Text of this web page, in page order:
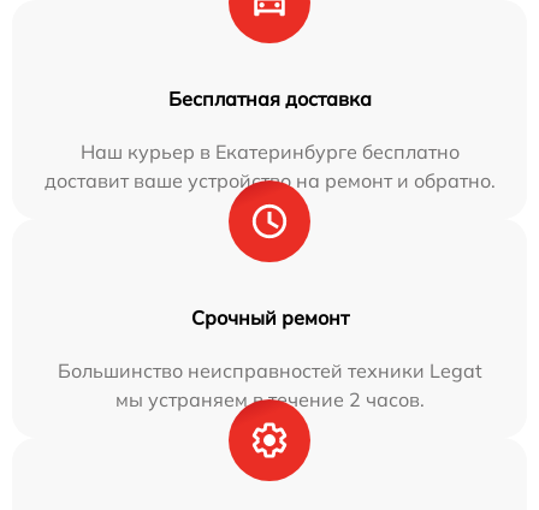
Бесплатная доставка
Наш курьер в Екатеринбурге бесплатно
доставит ваше устройство на ремонт и обратно.
Срочный ремонт
Большинство неисправностей техники Legat
мы устраняем в течение 2 часов.